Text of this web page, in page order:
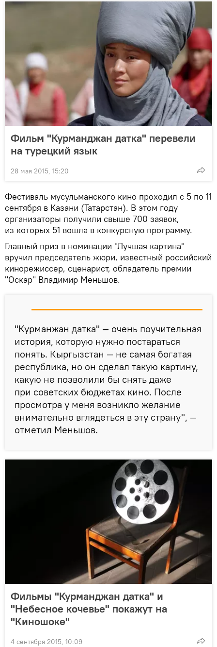
Фильм "Курманджан датка" перевели
на турецкий язык
28 мая 2015, 15:20
Фестиваль мусульманского кино проходил с 5 по 11
сентября в Казани (Татарстан). В этом году
организаторы получили свыше 700 заявок,
из которых 51 вошла в конкурсную программу.
Главный приз в номинации "Лучшая картина"
вручил председатель жюри, известный российский
кинорежиссер, сценарист, обладатель премии
"Оскар" Владимир Меньшов.
"Курманжан датка" — очень поучительная
история, которую нужно постараться
понять. Кыргызстан — не самая богатая
республика, но он сделал такую картину,
какую не позволили бы снять даже
при советских бюджетах кино. После
просмотра у меня возникло желание
внимательно вглядеться в эту страну", —
отметил Меньшов.
Фильмы "Курманджан датка" и
"Небесное кочевье" покажут на
"Киношоке"
4 сентября 2015, 10:09